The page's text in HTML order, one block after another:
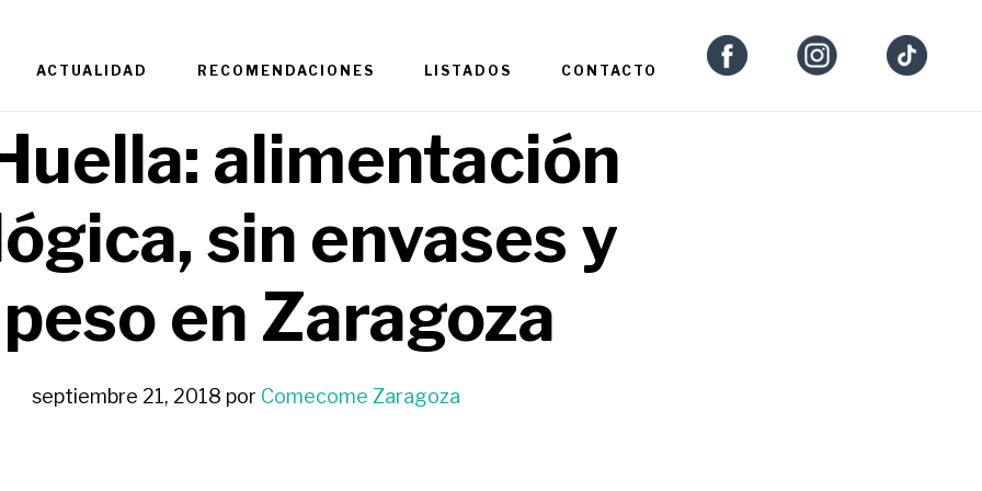
ACTUALIDAD RECOMENDACIONES LISTADOS CONTACTO
alimentación
sin envases y
en Zaragoza
septiembre 21, 2018 por Comecome Zaragoza